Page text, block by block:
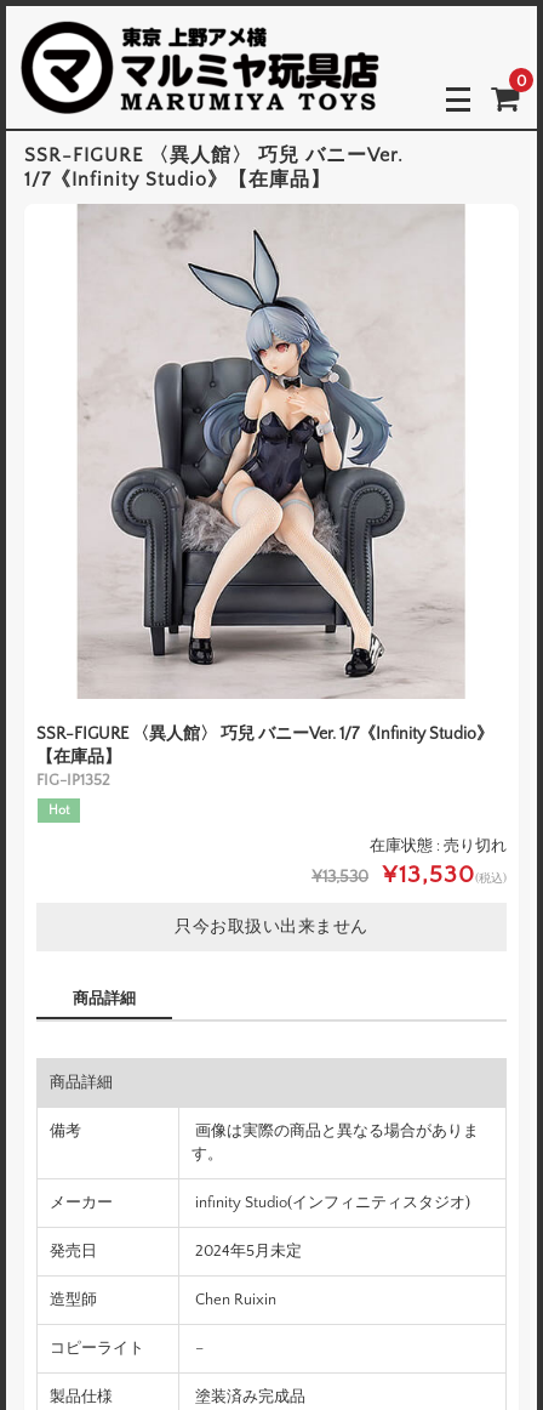
0
SSR-FIGURE 〈異人館〉 巧兒 バニーVer.
1/7《Infinity Studio》【在庫品】
SSR-FIGURE 〈異人館〉 巧兒 バニーVer. 1/7《Infinity Studio》
【在庫品】
FIG-IP1352
Hot
在庫状態 : 売り切れ
¥13,530 ¥13,530(税込)
只今お取扱い出来ません
商品詳細
商品詳細
備考
画像は実際の商品と異なる場合がありま
す。
メーカー infinity Studio(インフィニティスタジオ)
発売日 2024年5月未定
造型師 Chen Ruixin
コピーライト –
製品仕様
塗装済み完成品